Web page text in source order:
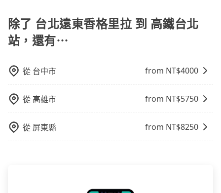
在預定時要不選擇評分高、評論多的飯店，不然就是還
要再人工電話與飯店確認。預訂民宿方面，如不怕麻
煩，有些時候直接打電話問的價格可能比民宿訂房網來
介意多花一點錢省下這些瑣碎的事，台灣本土的AsiaYo
策，讓您在規劃行程時能更無後顧之憂。無論您是要前
往市區還是郊區，我們都可以為您提供最佳的旅遊體
驗。所以，如果您正在尋找一家可靠的包車公司，
訂購時填寫的數量。請務必確實填寫當日實際攜帶的行
李及乘坐的總人數，包含成人及兒童／嬰幼兒。 2) 孩童
同行，卻無自備或加購兒童座椅。提醒您，為了保護孩
必須乘坐兒童座椅。 3) 搭乘寵物友善專車卻沒有裝籠。
避免影響行車安全，請您務將寵物置入提籠或提袋內。
除了 台北遠東香格里拉 到 高鐵台北
站，還有⋯
從 台中市 from NT$4000
從 高雄市 from NT$5750
從 屏東縣 from NT$8250